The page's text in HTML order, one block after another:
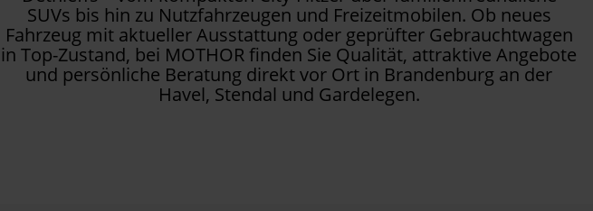
SUVs bis hin zu Nutzfahrzeugen und Freizeitmobilen. Ob neues
Fahrzeug mit aktueller Ausstattung oder geprüfter Gebrauchtwagen
in Top-Zustand, bei MOTHOR finden Sie Qualität, attraktive Angebote
und persönliche Beratung direkt vor Ort in Brandenburg an der
Havel, Stendal und Gardelegen.